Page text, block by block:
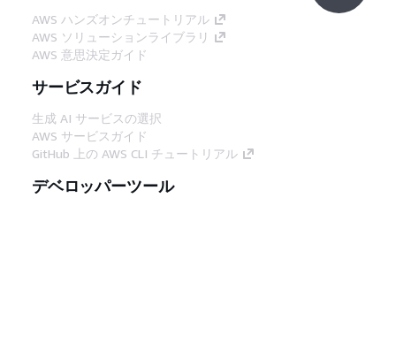
AWS ハンズオンチュートリアル
AWS ソリューションライブラリ
AWS 意思決定ガイド
サービスガイド
生成 AI サービスの選択
AWS サービスガイド
GitHub 上の AWS CLI チュートリアル
デベロッパーツール